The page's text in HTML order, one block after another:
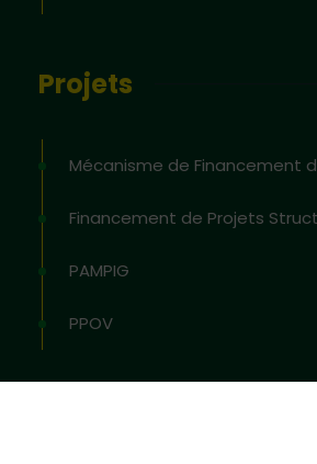
Projets
Mécanisme de Financement
Financement de Projets
PAMPIG
PPOV